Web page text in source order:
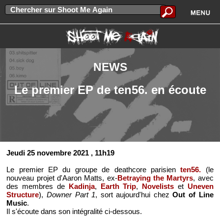
NEWS
Le premier EP de ten56. en écoute
Jeudi 25 novembre 2021 , 11h19
Le premier EP du groupe de deathcore parisienten56. (le
nouveau projet d'Aaron Matts, ex-Betraying the Martyrs, avec
des membres de Kadinja, Earth Trip, Novelists et Uneven
Structure),Downer Part 1, sort aujourd'hui chezOut of Line
Music.
Il s'écoute dans son intégralité ci-dessous.